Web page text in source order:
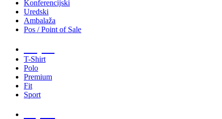
Konferencijski
Uredski
Ambalaža
Pos / Point of Sale
T-Shirt
Polo
Premium
Fit
Sport